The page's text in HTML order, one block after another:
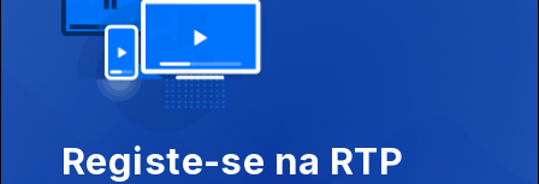
Registe-se na RTP